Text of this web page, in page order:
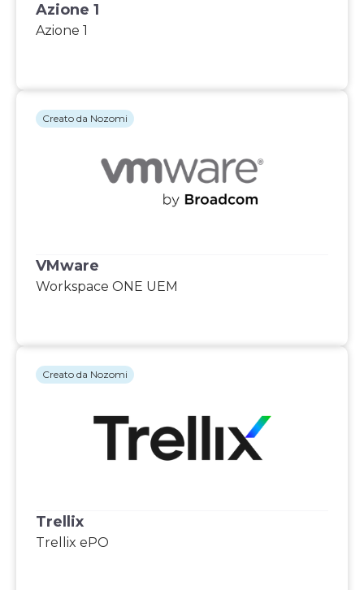
Azione 1
Azione 1
VMware
Workspace ONE UEM
Creato da Nozomi
Trellix
Trellix ePO
Creato da Nozomi